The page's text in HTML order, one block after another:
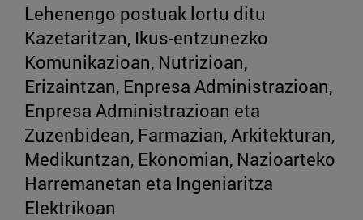
Lehenengo postuak lortu ditu
Kazetaritzan, Ikus-entzunezko
Komunikazioan, Nutrizioan,
Erizaintzan, Enpresa Administrazioan,
Enpresa Administrazioan eta
Zuzenbidean, Farmazian, Arkitekturan,
Medikuntzan, Ekonomian, Nazioarteko
Harremanetan eta Ingeniaritza
Elektrikoan